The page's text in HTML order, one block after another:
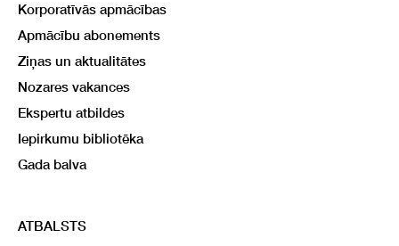
Korporatīvās apmācības
Apmācību abonements
Ziņas un aktualitātes
Nozares vakances
Ekspertu atbildes
Iepirkumu bibliotēka
Gada balva
ATBALSTS